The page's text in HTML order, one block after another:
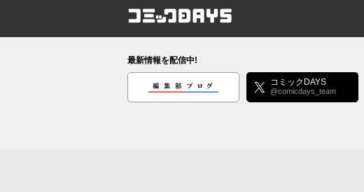
コミックDAYS
最新情報を配信中!
編集部ブログ コミックDAYS
@comicdays_team